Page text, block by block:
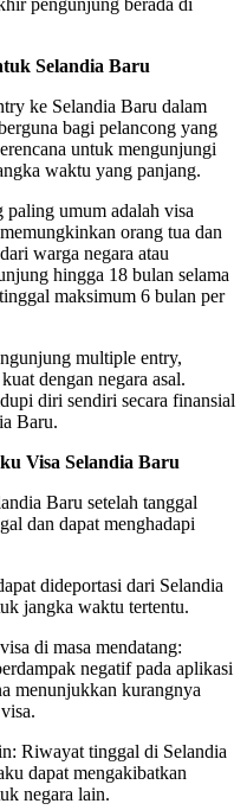
pengunjung berada di
Selandia Baru
ke Selandia Baru dalam
bagi pelancong yang
untuk mengunjungi
waktu yang panjang.
umum adalah visa
orang tua dan
warga negara atau
hingga 18 bulan selama
maksimum 6 bulan per
multiple entry,
dengan negara asal.
diri sendiri secara finansial
Baru.
Visa Selandia Baru
Baru setelah tanggal
dan dapat menghadapi
dideportasi dari Selandia
jangka waktu tertentu.
di masa mendatang:
negatif pada aplikasi
menunjukkan kurangnya
Riwayat tinggal di Selandia
dapat mengakibatkan
negara lain.